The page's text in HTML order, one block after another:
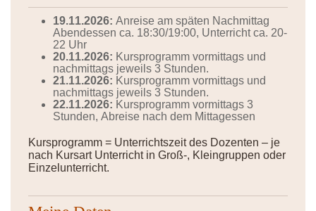
19.11.2026: Anreise am späten Nachmittag
Abendessen ca. 18:30/19:00, Unterricht ca. 20-
22 Uhr
20.11.2026: Kursprogramm vormittags und
nachmittags jeweils 3 Stunden.
21.11.2026: Kursprogramm vormittags und
nachmittags jeweils 3 Stunden.
22.11.2026: Kursprogramm vormittags 3
Stunden, Abreise nach dem Mittagessen
Kursprogramm = Unterrichtszeit des Dozenten – je
nach Kursart Unterricht in Groß-, Kleingruppen oder
Einzelunterricht.